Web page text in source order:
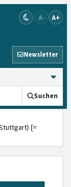
A- A+
Newsletter
Suchen
[=